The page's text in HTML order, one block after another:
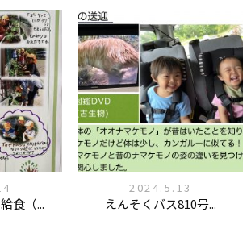
食（...
2024.5.13
えんそくバス810号...